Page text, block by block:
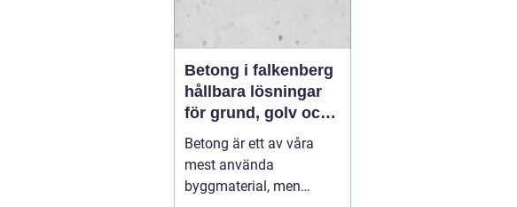
Betong i falkenberg
hållbara lösningar
för grund, golv och
utemiljö
Betong är ett av våra
mest använda
byggmaterial, men